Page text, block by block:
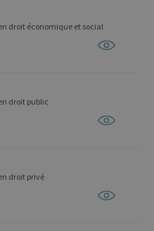
droit économique et social
droit public
droit privé